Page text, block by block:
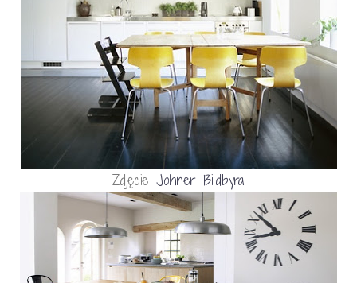
Zdjęcie Johner Bildbyra